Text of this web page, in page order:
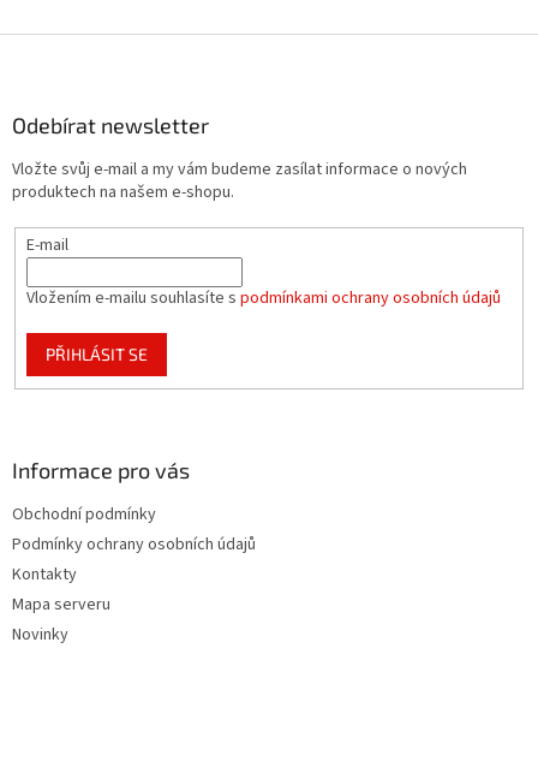
Odebírat newsletter
Vložte svůj e-mail a my vám budeme zasílat informace o nových
produktech na našem e-shopu.
E-mail
Vložením e-mailu souhlasíte s podmínkami ochrany osobních údajů
PŘIHLÁSIT SE
Informace pro vás
Obchodní podmínky
Podmínky ochrany osobních údajů
Kontakty
Mapa serveru
Novinky